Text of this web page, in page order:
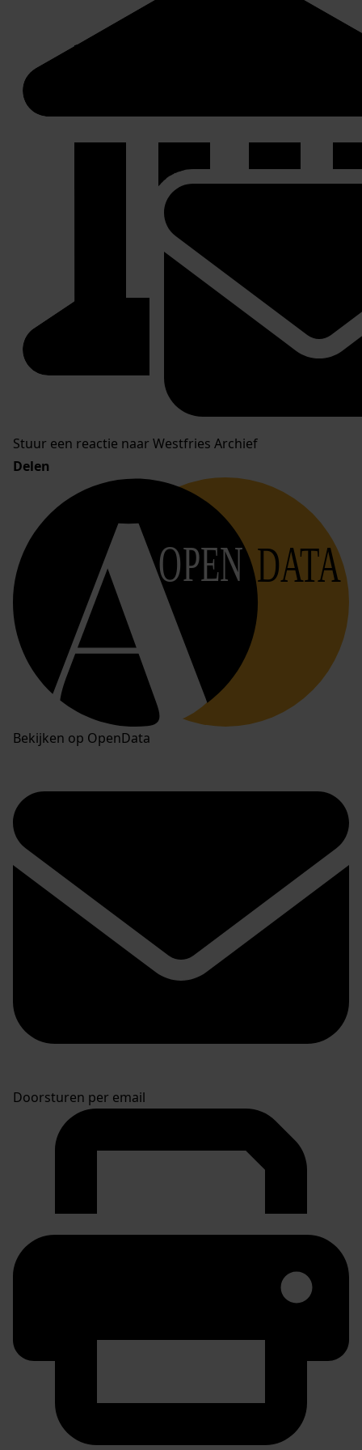
Stuur een reactie naar Westfries Archief
Delen
OPEN DATA
Bekijken op OpenData
Doorsturen per email